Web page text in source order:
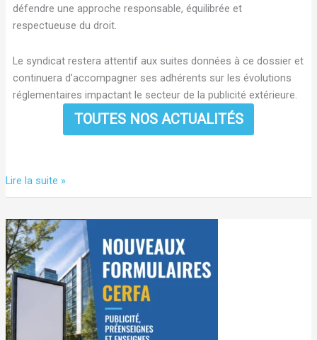
défendre une approche responsable, équilibrée et
respectueuse du droit.
Le syndicat restera attentif aux suites données à ce dossier et
continuera d’accompagner ses adhérents sur les évolutions
réglementaires impactant le secteur de la publicité extérieure.
TOUTES NOS ACTUALITÉS
Plusieurs
dispositions
RLPi
de
la
Métropole
de
Lyon
annulées
Lire la suite »